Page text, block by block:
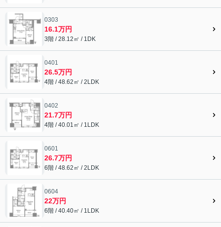
0303
16.1万円
3階 / 28.12㎡ / 1DK
0401
26.5万円
4階 / 48.62㎡ / 2LDK
0402
21.7万円
4階 / 40.01㎡ / 1LDK
0601
26.7万円
6階 / 48.62㎡ / 2LDK
0604
22万円
6階 / 40.40㎡ / 1LDK